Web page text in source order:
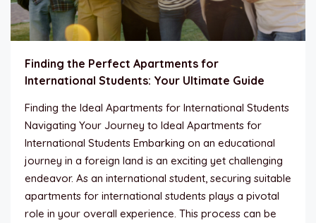
Finding the Perfect Apartments for
International Students: Your Ultimate Guide
Finding the Ideal Apartments for International Students
Navigating Your Journey to Ideal Apartments for
International Students Embarking on an educational
journey in a foreign land is an exciting yet challenging
endeavor. As an international student, securing suitable
apartments for international students plays a pivotal
role in your overall experience. This process can be